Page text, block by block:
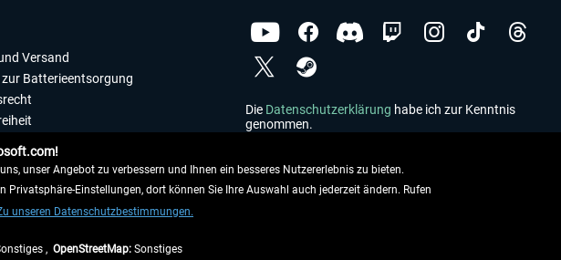
Versand
zur Batterieentsorgung
Die Datenschutzerklärung habe ich zur Kenntnis
genommen.
unser Angebot zu verbessern und Ihnen ein besseres Nutzererlebnis zu bieten.
Einstellungen, dort können Sie Ihre Auswahl auch jederzeit ändern. Rufen
unseren Datenschutzbestimmungen.
, OpenStreetMap: Sonstiges